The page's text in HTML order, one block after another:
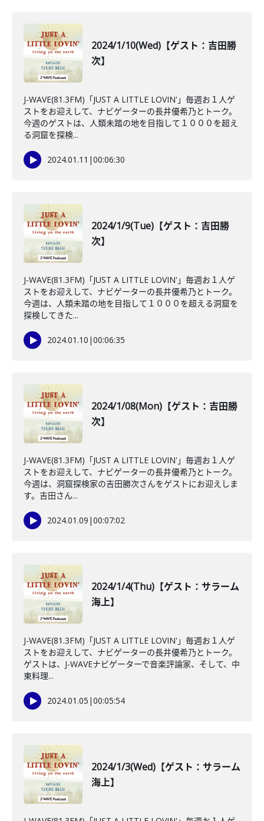
2024/1/10(Wed)【ゲスト：吉田勝
次】
J-WAVE(81.3FM)「JUST A LITTLE LOVIN'」毎週お１人ゲ
ストをお迎えして、ナビゲーターの長井優希乃とトーク。
今週のゲストは、人類未踏の地を目指して１０００を超え
る洞窟を探検...
2024.01.11 |00:06:30
2024/1/9(Tue)【ゲスト：吉田勝
次】
J-WAVE(81.3FM)「JUST A LITTLE LOVIN'」毎週お１人ゲ
ストをお迎えして、ナビゲーターの長井優希乃とトーク。
今週は、人類未踏の地を目指して１０００を超える洞窟を
探検してきた...
2024.01.10 |00:06:35
2024/1/08(Mon)【ゲスト：吉田勝
次】
J-WAVE(81.3FM)「JUST A LITTLE LOVIN'」毎週お１人ゲ
ストをお迎えして、ナビゲーターの長井優希乃とトーク。
今週は、洞窟探検家の吉田勝次さんをゲストにお迎えしま
す。吉田さん...
2024.01.09 |00:07:02
2024/1/4(Thu)【ゲスト：サラーム
海上】
J-WAVE(81.3FM)「JUST A LITTLE LOVIN'」毎週お１人ゲ
ストをお迎えして、ナビゲーターの長井優希乃とトーク。
ゲストは、J-WAVEナビゲーターで音楽評論家、そして、中
東料理...
2024.01.05 |00:05:54
2024/1/3(Wed)【ゲスト：サラーム
海上】